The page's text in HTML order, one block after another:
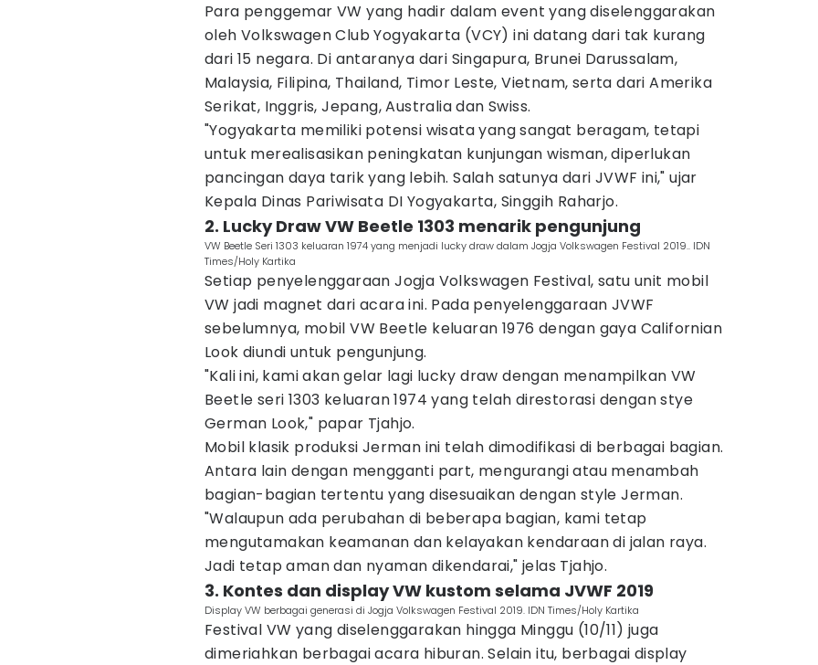
Para penggemar VW yang hadir dalam event yang diselenggarakan
oleh Volkswagen Club Yogyakarta (VCY) ini datang dari tak kurang
dari 15 negara. Di antaranya dari Singapura, Brunei Darussalam,
Malaysia, Filipina, Thailand, Timor Leste, Vietnam, serta dari Amerika
Serikat, Inggris, Jepang, Australia dan Swiss.
"Yogyakarta memiliki potensi wisata yang sangat beragam, tetapi
untuk merealisasikan peningkatan kunjungan wisman, diperlukan
pancingan daya tarik yang lebih. Salah satunya dari JVWF ini," ujar
Kepala Dinas Pariwisata DI Yogyakarta, Singgih Raharjo.
2. Lucky Draw VW Beetle 1303 menarik pengunjung
VW Beetle Seri 1303 keluaran 1974 yang menjadi lucky draw dalam Jogja Volkswagen Festival 2019.. IDN
Times/Holy Kartika
Setiap penyelenggaraan Jogja Volkswagen Festival, satu unit mobil
VW jadi magnet dari acara ini. Pada penyelenggaraan JVWF
sebelumnya, mobil VW Beetle keluaran 1976 dengan gaya Californian
Look diundi untuk pengunjung.
"Kali ini, kami akan gelar lagi lucky draw dengan menampilkan VW
Beetle seri 1303 keluaran 1974 yang telah direstorasi dengan stye
German Look," papar Tjahjo.
Mobil klasik produksi Jerman ini telah dimodifikasi di berbagai bagian.
Antara lain dengan mengganti part, mengurangi atau menambah
bagian-bagian tertentu yang disesuaikan dengan style Jerman.
"Walaupun ada perubahan di beberapa bagian, kami tetap
mengutamakan keamanan dan kelayakan kendaraan di jalan raya.
Jadi tetap aman dan nyaman dikendarai," jelas Tjahjo.
3. Kontes dan display VW kustom selama JVWF 2019
Display VW berbagai generasi di Jogja Volkswagen Festival 2019. IDN Times/Holy Kartika
Festival VW yang diselenggarakan hingga Minggu (10/11) juga
dimeriahkan berbagai acara hiburan. Selain itu, berbagai display